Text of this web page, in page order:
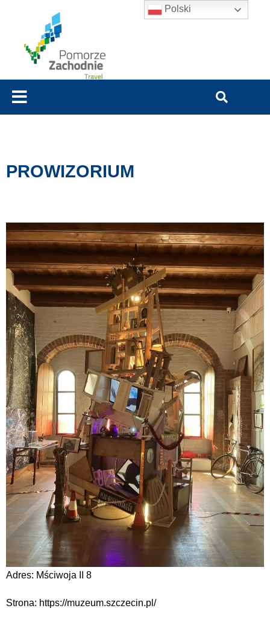
PROWIZORIUM
Adres: Mściwoja II 8
Strona: https://muzeum.szczecin.pl/
Polski